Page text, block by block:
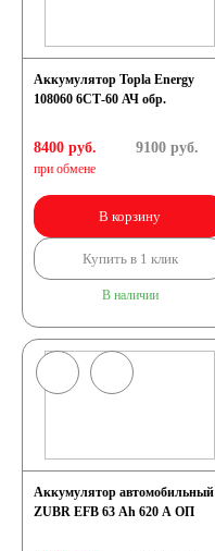
Аккумулятор Topla Energy
108060 6СТ-60 АЧ обр.
8400 руб.
при обмене
9100руб.
В корзину
Купить в 1 клик
В наличии
Аккумулятор автомобильный
ZUBR EFB 63 Ah 620 A ОП